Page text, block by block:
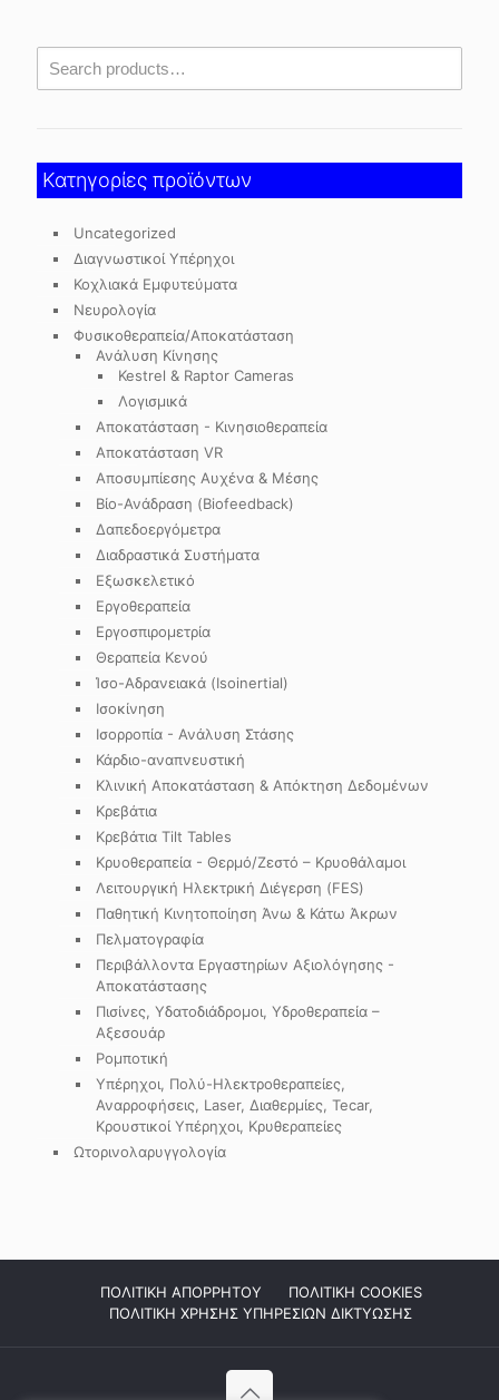
Κατηγορίες προϊόντων
Uncategorized
Διαγνωστικοί Υπέρηχοι
Κοχλιακά Εμφυτεύματα
Νευρολογία
Φυσικοθεραπεία/Αποκατάσταση
Ανάλυση Κίνησης
Kestrel & Raptor Cameras
Λογισμικά
Αποκατάσταση - Κινησιοθεραπεία
Αποκατάσταση VR
Αποσυμπίεσης Αυχένα & Μέσης
Βίο-Ανάδραση (Biofeedback)
Δαπεδοεργόμετρα
Διαδραστικά Συστήματα
Εξωσκελετικό
Εργοθεραπεία
Εργοσπιρομετρία
Θεραπεία Κενού
Ίσο-Αδρανειακά (Isoinertial)
Ισοκίνηση
Ισορροπία - Ανάλυση Στάσης
Κάρδιο-αναπνευστική
Κλινική Αποκατάσταση & Απόκτηση Δεδομένων
Κρεβάτια
Κρεβάτια Tilt Tables
Κρυοθεραπεία - Θερμό/Ζεστό – Κρυοθάλαμοι
Λειτουργική Ηλεκτρική Διέγερση (FES)
Παθητική Κινητοποίηση Άνω & Κάτω Άκρων
Πελματογραφία
Περιβάλλοντα Εργαστηρίων Αξιολόγησης -
Αποκατάστασης
Πισίνες, Υδατοδιάδρομοι, Υδροθεραπεία –
Αξεσουάρ
Ρομποτική
Υπέρηχοι, Πολύ-Ηλεκτροθεραπείες,
Αναρροφήσεις, Laser, Διαθερμίες, Tecar,
Κρουστικοί Υπέρηχοι, Κρυθεραπείες
Ωτορινολαρυγγολογία
ΠΟΛΙΤΙΚΗ ΑΠΟΡΡΗΤΟΥ
ΠΟΛΙΤΙΚΗ COOKIES
ΠΟΛΙΤΙΚΗ ΧΡΗΣΗΣ ΥΠΗΡΕΣΙΩΝ ΔΙΚΤΥΩΣΗΣ